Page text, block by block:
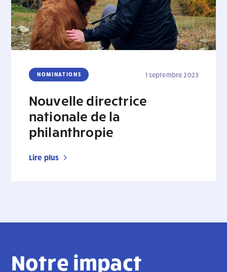
NOMINATIONS 1 septembre 2023
Nouvelle directrice
nationale de la
philanthropie
Lire plus
Notre impact